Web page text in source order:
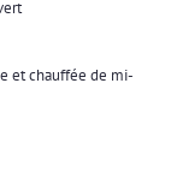
et chauffée de mi-